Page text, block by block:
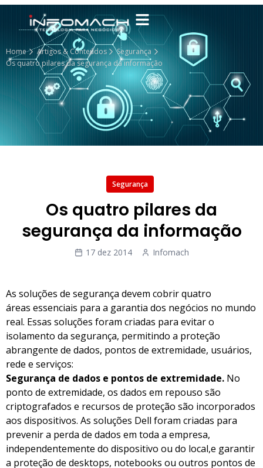
Home Artigos & Conteúdos
Segurança
Os quatro pilares da segurança da informação
Segurança
Os quatro pilares da
segurança da informação
17 dez 2014 Infomach
As soluções de segurança devem cobrir quatro
áreas essenciais para a garantia dos negócios no mundo
real. Essas soluções foram criadas para evitar o
isolamento da segurança, permitindo a proteção
abrangente de dados, pontos de extremidade, usuários,
rede e serviços:
Segurança de dados e pontos de extremidade. No
ponto de extremidade, os dados em repouso são
criptografados e recursos de proteção são incorporados
aos dispositivos. As soluções Dell foram criadas para
prevenir a perda de dados em toda a empresa,
independentemente do dispositivo ou do local,e garantir
a proteção de desktops, notebooks ou outros pontos de